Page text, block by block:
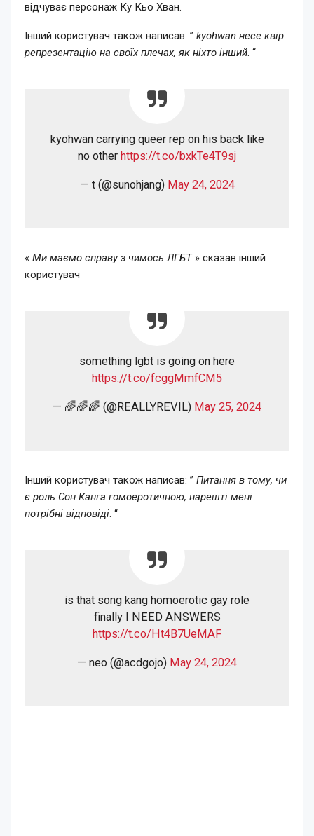
відчуває персонаж Ку Кьо Хван.
Інший користувач також написав: ” kyohwan несе квір
репрезентацію на своїх плечах, як ніхто інший. “
kyohwan carrying queer rep on his back like
no other https://t.co/bxkTe4T9sj
— t (@sunohjang) May 24, 2024
« Ми маємо справу з чимось ЛГБТ» сказав інший
користувач
something lgbt is going on here
https://t.co/fcggMmfCM5
— 🌈🌈🌈 (@REALLYREVIL) May 25, 2024
Інший користувач також написав: ” Питання в тому, чи
є роль Сон Канга гомоеротичною, нарешті мені
потрібні відповіді. “
is that song kang homoerotic gay role
finally I NEED ANSWERS
https://t.co/Ht4B7UeMAF
— neo (@acdgojo) May 24, 2024